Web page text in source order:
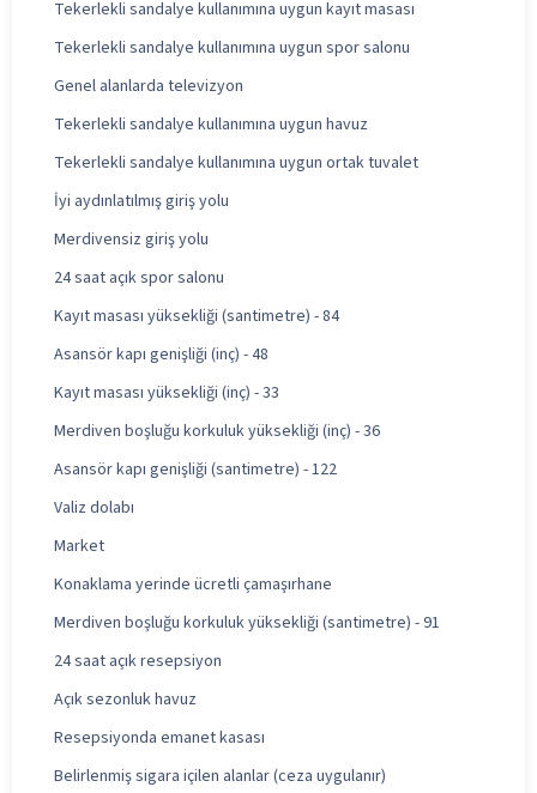
Tekerlekli sandalye kullanımına uygun kayıt masası
Tekerlekli sandalye kullanımına uygun spor salonu
Genel alanlarda televizyon
Tekerlekli sandalye kullanımına uygun havuz
Tekerlekli sandalye kullanımına uygun ortak tuvalet
İyi aydınlatılmış giriş yolu
Merdivensiz giriş yolu
24 saat açık spor salonu
Kayıt masası yüksekliği (santimetre) - 84
Asansör kapı genişliği (inç) - 48
Kayıt masası yüksekliği (inç) - 33
Merdiven boşluğu korkuluk yüksekliği (inç) - 36
Asansör kapı genişliği (santimetre) - 122
Valiz dolabı
Market
Konaklama yerinde ücretli çamaşırhane
Merdiven boşluğu korkuluk yüksekliği (santimetre) - 91
24 saat açık resepsiyon
Açık sezonluk havuz
Resepsiyonda emanet kasası
Belirlenmiş sigara içilen alanlar (ceza uygulanır)